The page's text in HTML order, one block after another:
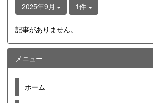
2025年9月 1件
記事がありません。
メニュー
ホーム